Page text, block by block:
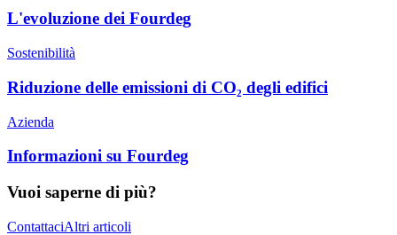
L'evoluzione dei Fourdeg
Sostenibilità
Riduzione delle emissioni di CO₂ degli edifici
Azienda
Informazioni su Fourdeg
Vuoi saperne di più?
ContattaciAltri articoli